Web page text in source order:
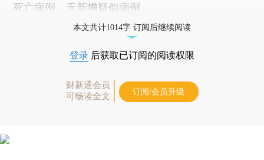
死亡病例。无新增疑似病例。
本文共计1014字 订阅后继续阅读
登录 后获取已订阅的阅读权限
财新通会员
可畅读全文
订阅/会员升级